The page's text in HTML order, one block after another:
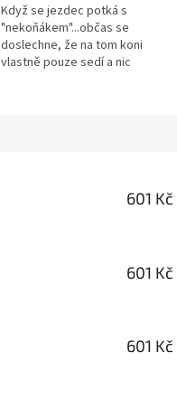
Když se jezdec potká s
"nekoňákem"...občas se
doslechne, že na tom koni
vlastně pouze sedí a nic
601 Kč
601 Kč
601 Kč